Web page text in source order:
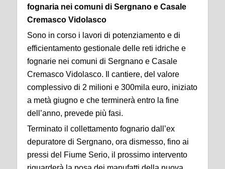
fognaria nei comuni di Sergnano e Casale
Cremasco Vidolasco
Sono in corso i lavori di potenziamento e di
efficientamento gestionale delle reti idriche e
fognarie nei comuni di Sergnano e Casale
Cremasco Vidolasco. Il cantiere, del valore
complessivo di 2 milioni e 300mila euro, iniziato
a metà giugno e che terminerà entro la fine
dell’anno, prevede più fasi.
Terminato il collettamento fognario dall’ex
depuratore di Sergnano, ora dismesso, fino ai
pressi del Fiume Serio, il prossimo intervento